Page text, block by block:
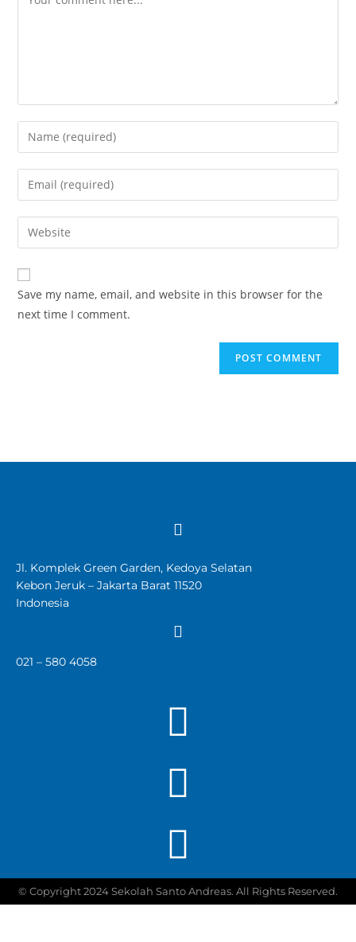
Save my name, email, and website in this browser for the
next time I comment.
Jl. Komplek Green Garden, Kedoya Selatan
Kebon Jeruk – Jakarta Barat 11520
Indonesia
021 – 580 4058
© Copyright 2024 Sekolah Santo Andreas. All Rights Reserved.